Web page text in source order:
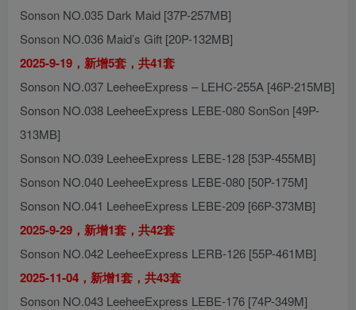
Sonson NO.035 Dark Maid [37P-257MB]
Sonson NO.036 Maid’s Gift [20P-132MB]
2025-9-19，新增5套，共41套
Sonson NO.037 LeeheeExpress – LEHC-255A [46P-215MB]
Sonson NO.038 LeeheeExpress LEBE-080 SonSon [49P-
313MB]
Sonson NO.039 LeeheeExpress LEBE-128 [53P-455MB]
Sonson NO.040 LeeheeExpress LEBE-080 [50P-175M]
Sonson NO.041 LeeheeExpress LEBE-209 [66P-373MB]
2025-9-29，新增1套，共42套
Sonson NO.042 LeeheeExpress LERB-126 [55P-461MB]
2025-11-04，新增1套，共43套
Sonson NO.043 LeeheeExpress LEBE-176 [74P-349M]